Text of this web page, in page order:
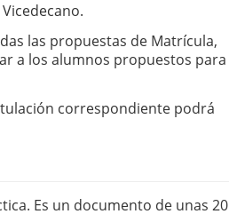
las propuestas de Matrícula,
a los alumnos propuestos para
correspondiente podrá
Es un documento de unas 20